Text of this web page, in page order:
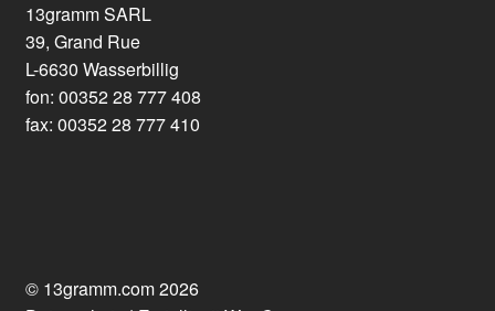
13gramm SARL
39, Grand Rue
L-6630 Wasserbillig
fon: 00352 28 777 408
fax: 00352 28 777 410
© 13gramm.com 2026